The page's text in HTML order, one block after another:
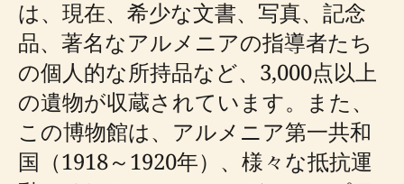
は、現在、希少な文書、写真、記念
品、著名なアルメニアの指導者たち
の個人的な所持品など、3,000点以上
の遺物が収蔵されています。また、
この博物館は、アルメニア第一共和
国（1918～1920年）、様々な抵抗運